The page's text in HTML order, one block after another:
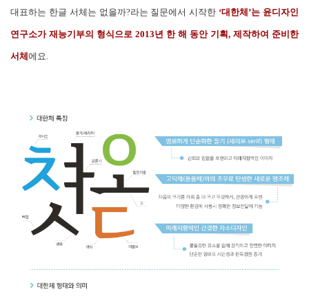
대표하는 한글 서체는 없을까?라는 질문에서 시작한 ‘대한체’는 윤디자인
연구소가 재능기부의 형식으로 2013년 한 해 동안 기획, 제작하여 준비한
서체에요.